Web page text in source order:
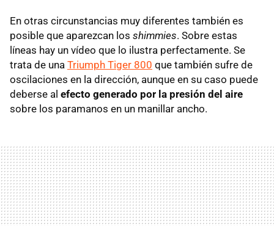
En otras circunstancias muy diferentes también es
posible que aparezcan los shimmies. Sobre estas
líneas hay un vídeo que lo ilustra perfectamente. Se
trata de una Triumph Tiger 800 que también sufre de
oscilaciones en la dirección, aunque en su caso puede
deberse al efecto generado por la presión del aire
sobre los paramanos en un manillar ancho.